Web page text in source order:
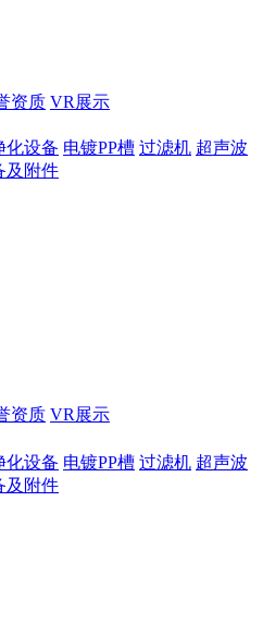
资质 VR展示
化设备 电镀PP槽 过滤机 超声波
及附件
资质 VR展示
化设备 电镀PP槽 过滤机 超声波
及附件